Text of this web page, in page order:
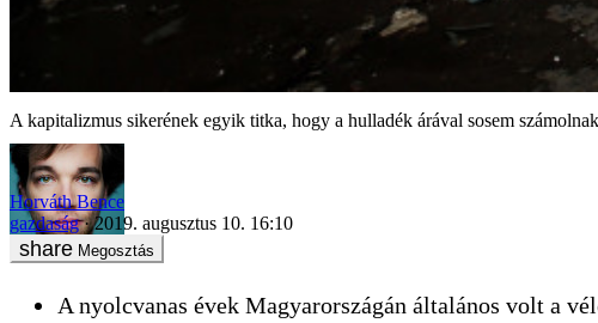
A kapitalizmus sikerének egyik titka, hogy a hulladék árával sosem számolnak
Horváth Bence
gazdaság
2019. augusztus 10. 16:10
Megosztás
A nyolcvanas évek Magyarországán általános volt a